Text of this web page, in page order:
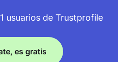
usuarios de Trustprofile
es gratis